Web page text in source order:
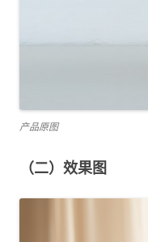
产品原图
（二）效果图